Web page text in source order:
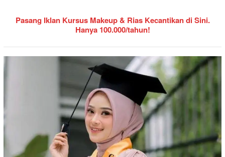
Pasang Iklan Kursus Makeup & Rias Kecantikan di Sini.
Hanya 100.000/tahun!